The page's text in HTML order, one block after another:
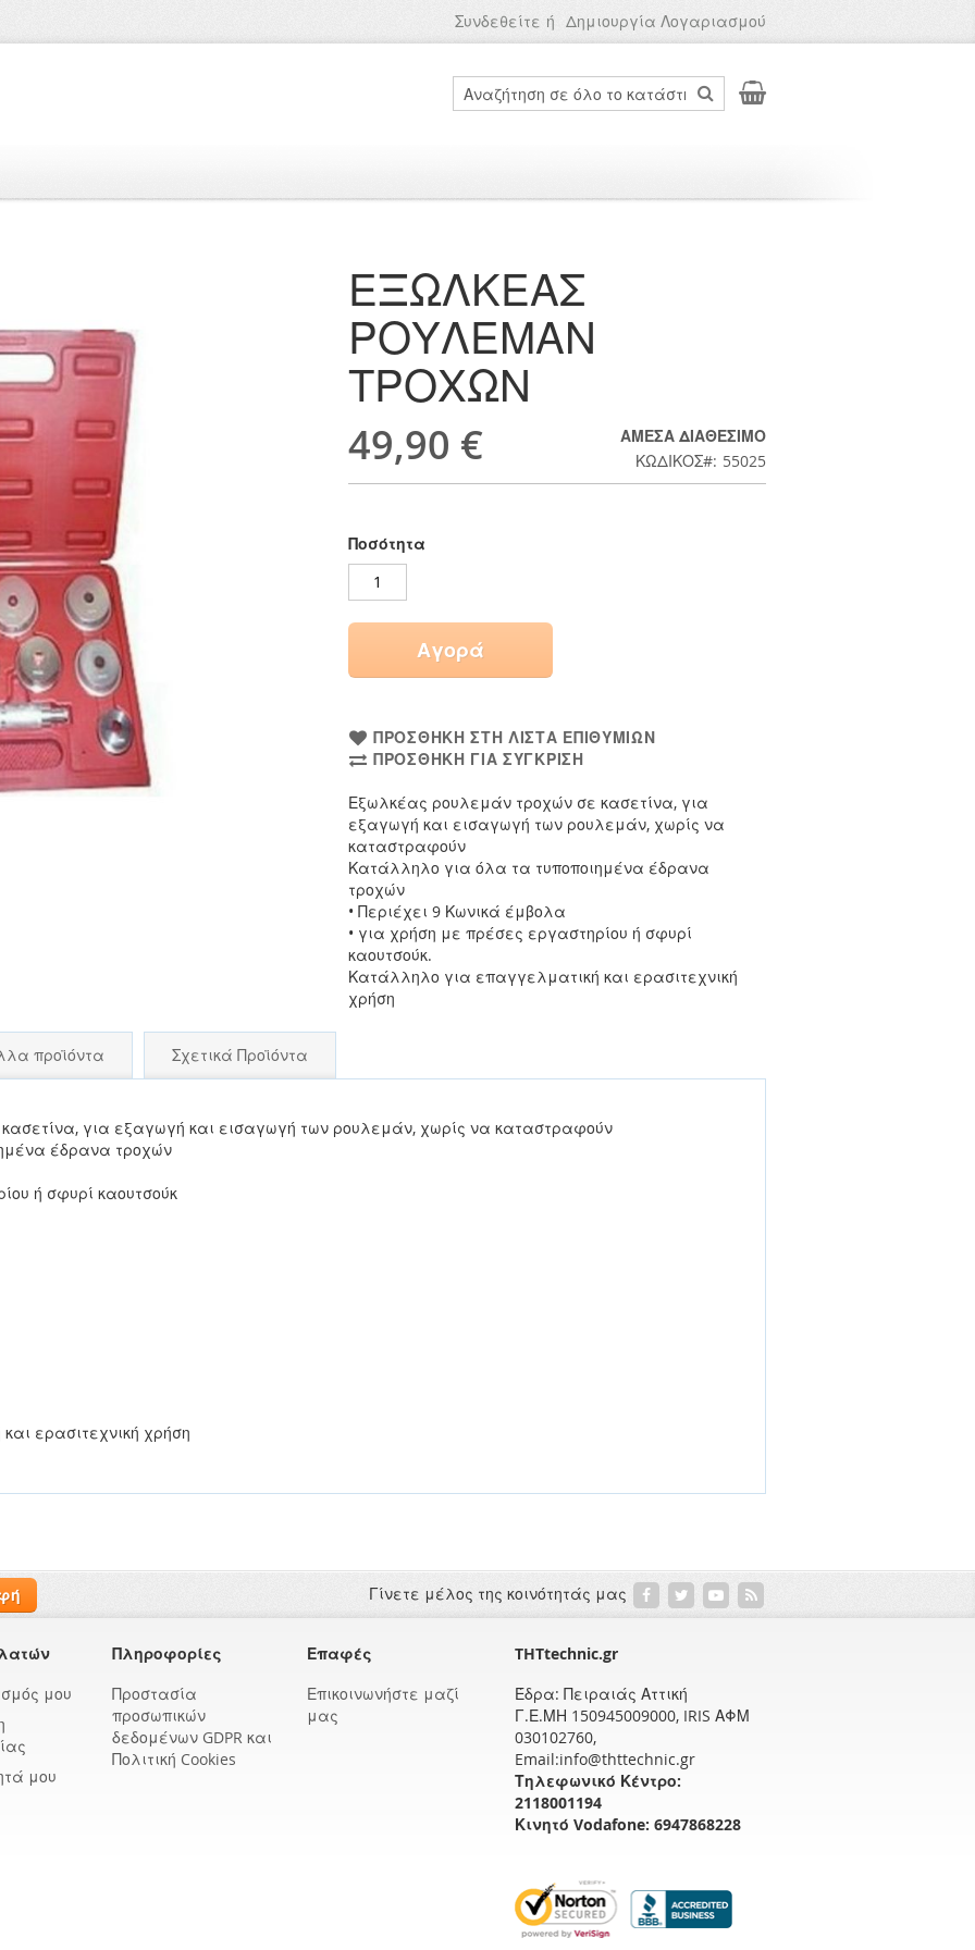
Συνδεθείτε Δημιουργία Λογαριασμού
Search Search
Το καλάθι μου
ΕΞΩΛΚΕΑΣ
ΡΟΥΛΕΜΑΝ
ΤΡΟΧΩΝ
49,90 €
ΆΜΕΣΑ ΔΙΑΘΈΣΙΜΟ
ΚΩΔΙΚΟΣ
55025
Ποσότητα
Αγορά
ΠΡΟΣΘΉΚΗ ΣΤΗ ΛΊΣΤΑ ΕΠΙΘΥΜΙΏΝ
ΠΡΟΣΘΉΚΗ ΓΙΑ ΣΎΓΚΡΙΣΗ
Εξωλκέας ρουλεμάν τροχών σε κασετίνα, για
εξαγωγή και εισαγωγή των ρουλεμάν, χωρίς να
καταστραφούν
Κατάλληλο για όλα τα τυποποιημένα έδρανα
τροχών
• Περιέχει 9 Κωνικά έμβολα
• για χρήση με πρέσες εργαστηρίου ή σφυρί
καουτσούκ.
Κατάλληλο για επαγγελματική και ερασιτεχνική
χρήση
προϊόντα Σχετικά Προϊόντα
για εξαγωγή και εισαγωγή των ρουλεμάν, χωρίς να καταστραφούν
έδρανα τροχών
ή σφυρί καουτσούκ
ερασιτεχνική χρήση
Γίνετε μέλος της κοινότητάς μας
μου
μου
Πληροφορίες
Προστασία
προσωπικών
δεδομένων GDPR και
Πολιτική Cookies
Επαφές
Επικοινωνήστε μαζί
μας
THTtechnic.gr
Έδρα: Πειραιάς Αττική
Γ.Ε.ΜΗ 150945009000, IRIS ΑΦΜ
030102760,
Email:info@thttechnic.gr
Τηλεφωνικό Κέντρο:
2118001194
Κινητό Vodafone: 6947868228